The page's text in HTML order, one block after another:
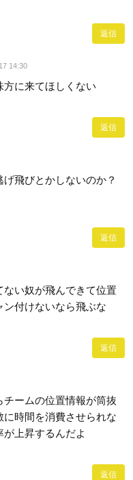
返信
14:30
に来てほしくない
返信
飛びとかしないのか？
返信
い奴が飛んできて位置
付けないなら飛ぶな
返信
ームの位置情報が筒抜
時間を消費させられな
が上昇するんだよ
返信